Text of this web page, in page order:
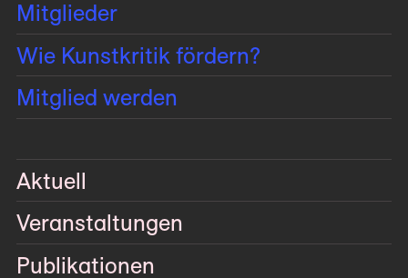
Mitglieder
Wie Kunstkritik fördern?
Mitglied werden
Aktuell
Veranstaltungen
Publikationen